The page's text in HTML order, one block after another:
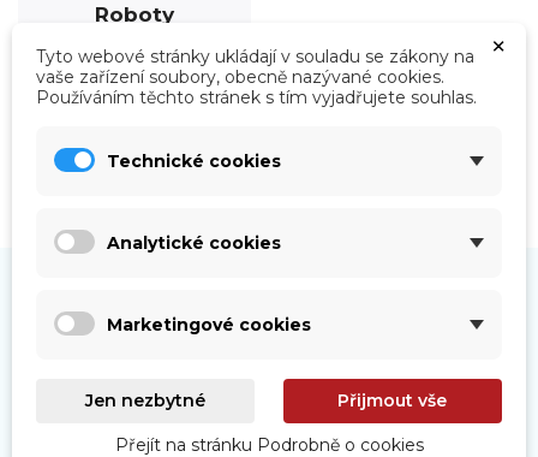
Roboty
Prohlédnout
Naše služby
×
Tyto webové stránky ukládají v souladu se zákony na
vaše zařízení soubory, obecně nazývané cookies.
Používáním těchto stránek s tím vyjadřujete souhlas.
Technické cookies
Analytické cookies
Marketingové cookies
Jen nezbytné Přijmout vše
Přejít na stránku Podrobně o cookies